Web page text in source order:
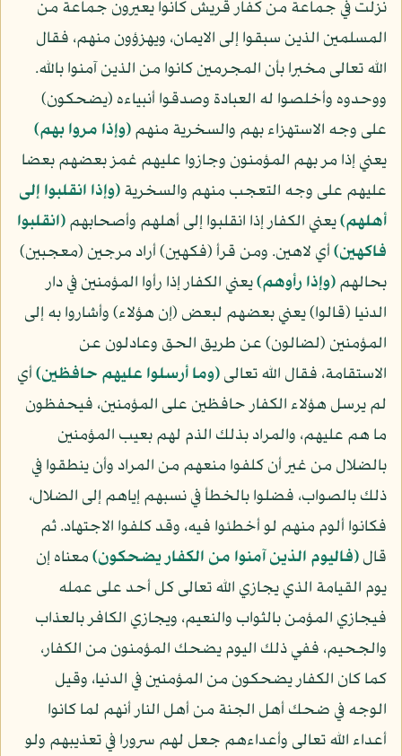
نزلت في جماعة من كفار قريش كانوا يعيرون جماعة من
المسلمين الذين سبقوا إلى الايمان، ويهزؤون منهم، فقال
الله تعالى مخبرا بأن المجرمين كانوا من الذين آمنوا بالله.
ووحدوه وأخلصوا له العبادة وصدقوا أنبياءه (يضحكون)
على وجه الاستهزاء بهم والسخرية منهم(وإذا مروا بهم)
يعني إذا مر بهم المؤمنون وجازوا عليهم غمز بعضهم بعضا
عليهم على وجه التعجب منهم والسخرية(وإذا انقلبوا إلى
أهلهم)يعني الكفار إذا انقلبوا إلى أهلهم وأصحابهم(انقلبوا
فاكهين)أي لاهين. ومن قرأ (فكهين) أراد مرجين (معجبين)
بحالهم(وإذا رأوهم)يعني الكفار إذا رأوا المؤمنين في دار
الدنيا (قالوا) يعني بعضهم لبعض (إن هؤلاء) وأشاروا به إلى
المؤمنين (لضالون) عن طريق الحق وعادلون عن
الاستقامة، فقال الله تعالى(وما أرسلوا عليهم حافظين)أي
لم يرسل هؤلاء الكفار حافظين على المؤمنين، فيحفظون
ما هم عليهم، والمراد بذلك الذم لهم بعيب المؤمنين
بالضلال من غير أن كلفوا منعهم من المراد وأن ينطقوا في
ذلك بالصواب، فضلوا بالخطأ في نسبهم إياهم إلى الضلال،
فكانوا ألوم منهم لو أخطئوا فيه، وقد كلفوا الاجتهاد. ثم
قال(فاليوم الذين آمنوا من الكفار يضحكون)معناه إن
يوم القيامة الذي يجازي الله تعالى كل أحد على عمله
فيجازي المؤمن بالثواب والنعيم، ويجازي الكافر بالعذاب
والجحيم، ففي ذلك اليوم يضحك المؤمنون من الكفار،
كما كان الكفار يضحكون من المؤمنين في الدنيا، وقيل
الوجه في ضحك أهل الجنة من أهل النار أنهم لما كانوا
أعداء الله تعالى وأعداءهم جعل لهم سرورا في تعذيبهم ولو